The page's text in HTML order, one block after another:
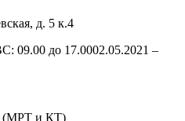
д. 5 к.4
09.00 до 17.0002.05.2021 –
(МРТ и КТ)